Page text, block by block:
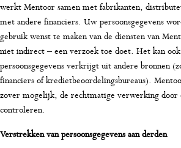
werkt Mentoor samen met fabrikanten,
met andere financiers. Uw persoonsgegevens
gebruik wenst te maken van de diensten van
niet indirect – een verzoek toe doet. Het kan
persoonsgegevens verkrijgt uit andere bronnen
financiers of kredietbeoordelingsbureaus).
zover mogelijk, de rechtmatige verwerking door
controleren.
Verstrekken van persoonsgegevens aan derden